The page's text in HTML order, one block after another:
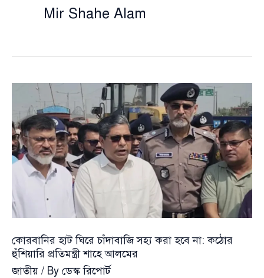
Mir Shahe Alam
কোরবানির হাট ঘিরে চাঁদাবাজি সহ্য করা হবে না: কঠোর
হুঁশিয়ারি প্রতিমন্ত্রী শাহে আলমের
জাতীয় / By ডেস্ক রিপোর্ট